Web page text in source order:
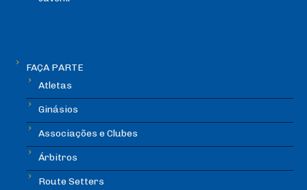
FAÇA PARTE
Atletas
Ginásios
Associações e Clubes
Árbitros
Route Setters